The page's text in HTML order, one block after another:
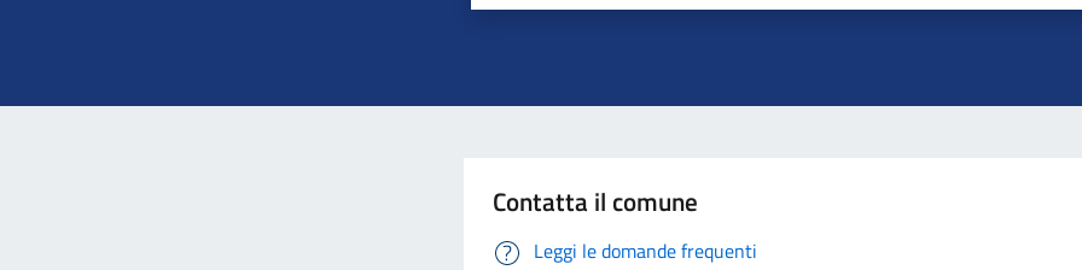
Contatta il comune
Leggi le domande frequenti